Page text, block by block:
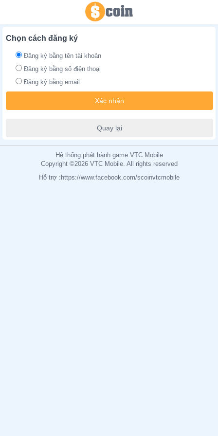
Chọn cách đăng ký
Đăng ký bằng tên tài khoản
Đăng ký bằng số điện thoại
Đăng ký bằng email
Xác nhận
Quay lại
Hệ thống phát hành game VTC Mobile
Copyright ©2026 VTC Mobile. All rights reserved
Hỗ trợ : https://www.facebook.com/scoinvtcmobile